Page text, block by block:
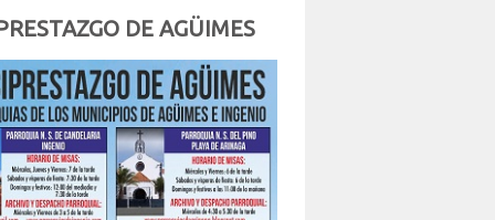
DE AGÜIMES